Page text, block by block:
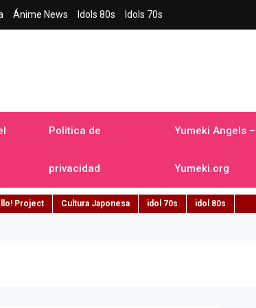
Ánime News Idols 80s Idols 70s
Politica de
privacidad
Yumeki Angels
Yumeki.org
Project Cultura Japonesa idol 70s idol 80s